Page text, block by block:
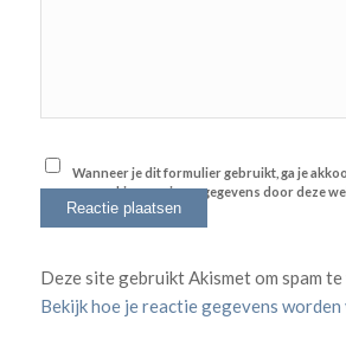
Wanneer je dit formulier gebruikt, ga je
verwerking van jouw gegevens door deze
Deze site gebruikt Akismet om spam te
Bekijk hoe je reactie gegevens